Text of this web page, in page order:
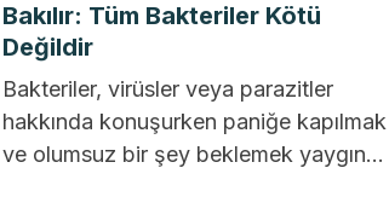
Bakılır: Tüm Bakteriler Kötü
Değildir
Bakteriler, virüsler veya parazitler
hakkında konuşurken paniğe kapılmak
ve olumsuz bir şey beklemek yaygın